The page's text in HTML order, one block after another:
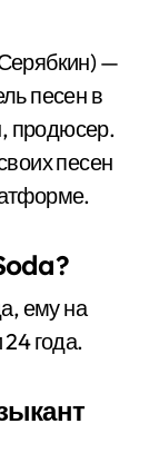
—
песен в
продюсер.
песен
ему на
года.